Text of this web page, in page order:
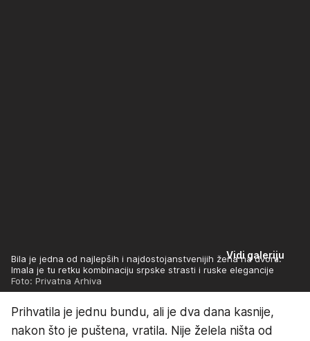
Vidi galeriju
Bila je jedna od najlepših i najdostojanstvenijih žena na dvoru.
Imala je tu retku kombinaciju srpske strasti i ruske elegancije
Foto: Privatna Arhiva
Prihvatila je jednu bundu, ali je dva dana kasnije,
nakon što je puštena, vratila. Nije želela ništa od